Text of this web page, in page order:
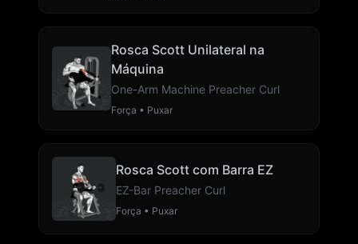
Rosca Scott Unilateral na
Máquina
One-Arm Machine Preacher Curl
Força • Puxar
Rosca Scott com Barra EZ
EZ-Bar Preacher Curl
Força • Puxar